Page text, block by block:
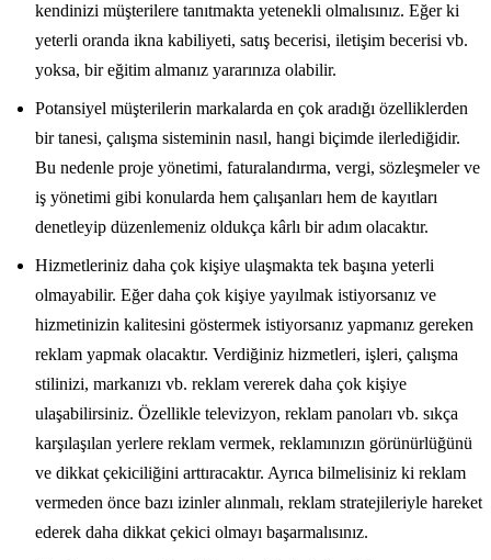
kendinizi müşterilere tanıtmakta yetenekli olmalısınız. Eğer ki
yeterli oranda ikna kabiliyeti, satış becerisi, iletişim becerisi vb.
yoksa, bir eğitim almanız yararınıza olabilir.
Potansiyel müşterilerin markalarda en çok aradığı özelliklerden
bir tanesi, çalışma sisteminin nasıl, hangi biçimde ilerlediğidir.
Bu nedenle proje yönetimi, faturalandırma, vergi, sözleşmeler ve
iş yönetimi gibi konularda hem çalışanları hem de kayıtları
denetleyip düzenlemeniz oldukça kârlı bir adım olacaktır.
Hizmetleriniz daha çok kişiye ulaşmakta tek başına yeterli
olmayabilir. Eğer daha çok kişiye yayılmak istiyorsanız ve
hizmetinizin kalitesini göstermek istiyorsanız yapmanız gereken
reklam yapmak olacaktır. Verdiğiniz hizmetleri, işleri, çalışma
stilinizi, markanızı vb. reklam vererek daha çok kişiye
ulaşabilirsiniz. Özellikle televizyon, reklam panoları vb. sıkça
karşılaşılan yerlere reklam vermek, reklamınızın görünürlüğünü
ve dikkat çekiciliğini arttıracaktır. Ayrıca bilmelisiniz ki reklam
vermeden önce bazı izinler alınmalı, reklam stratejileriyle hareket
ederek daha dikkat çekici olmayı başarmalısınız.